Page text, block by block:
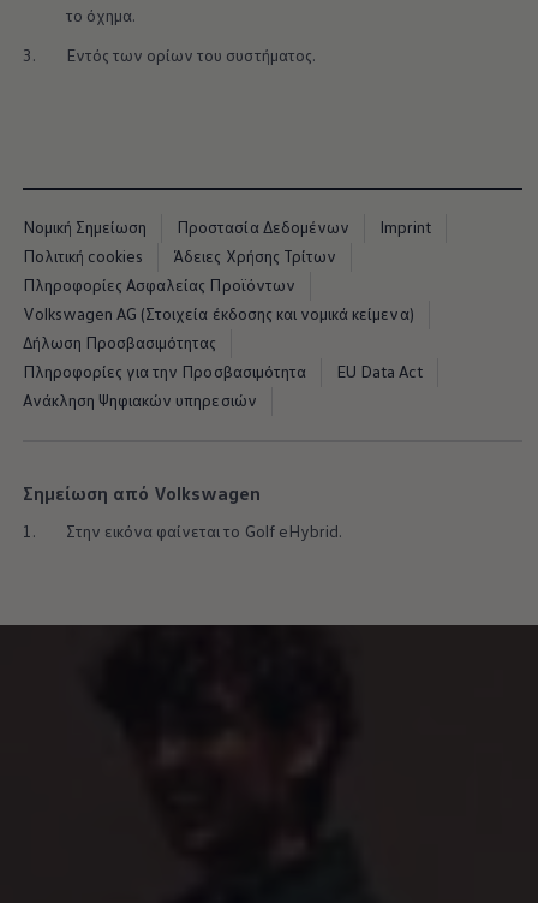
το όχημα.
3.
Εντός των ορίων του συστήματος.
Νομική Σημείωση Προστασία Δεδομένων
Imprint
Πολιτική cookies
Άδειες Χρήσης Τρίτων
Πληροφορίες Ασφαλείας Προϊόντων
Volkswagen AG (Στοιχεία έκδοσης και νομικά κείμενα)
Δήλωση Προσβασιμότητας
Πληροφορίες για την Προσβασιμότητα
EU Data Act
Ανάκληση Ψηφιακών υπηρεσιών
Σημείωση από Volkswagen
1. Στην εικόνα φαίνεται το Golf eHybrid.